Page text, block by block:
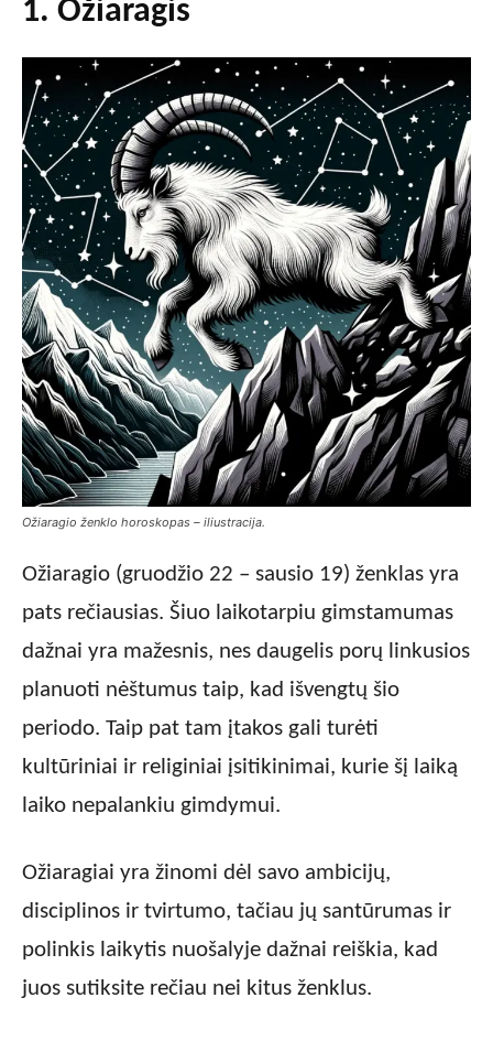
1. Ožiaragis
Ožiaragio ženklo horoskopas – iliustracija.
Ožiaragio (gruodžio 22 – sausio 19) ženklas yra
pats rečiausias. Šiuo laikotarpiu gimstamumas
dažnai yra mažesnis, nes daugelis porų linkusios
planuoti nėštumus taip, kad išvengtų šio
periodo. Taip pat tam įtakos gali turėti
kultūriniai ir religiniai įsitikinimai, kurie šį laiką
laiko nepalankiu gimdymui.
Ožiaragiai yra žinomi dėl savo ambicijų,
disciplinos ir tvirtumo, tačiau jų santūrumas ir
polinkis laikytis nuošalyje dažnai reiškia, kad
juos sutiksite rečiau nei kitus ženklus.